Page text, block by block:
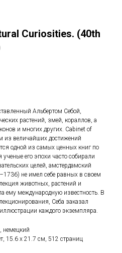
Curiosities. (40th
Альбертом Себой,
растений, змей, кораллов, а
и многих других. Cabinet of
из величайших достижений
одной из самых ценных книг по
его эпохи часто собирали
целей, амстердамский
не имел себе равных в своем
животных, растений и
ему международную известность. В
Себа заказал
каждого экземпляра.
немецкий
15.6 х 21.7 см, 512 страниц